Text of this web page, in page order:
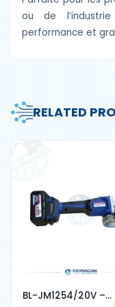
ou de
performance et
RELATED
BL-JM1254/20V –